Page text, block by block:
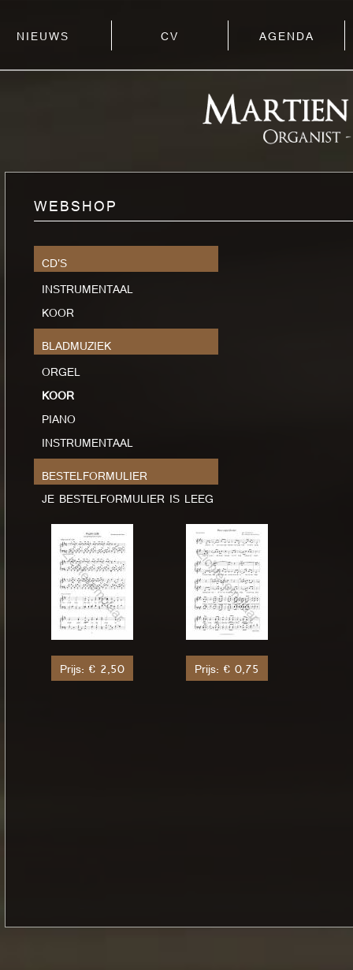
NIEUWS CV AGENDA
WEBSHOP
CD'S
INSTRUMENTAAL
KOOR
BLADMUZIEK
ORGEL
KOOR
PIANO
INSTRUMENTAAL
BESTELFORMULIER
JE BESTELFORMULIER IS LEEG
Prijs: € 2,50 Prijs: € 0,75